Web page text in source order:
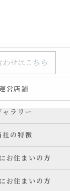
わせはこちら
営店舗
ャラリー
社の特徴
お住まいの方
お住まいの方